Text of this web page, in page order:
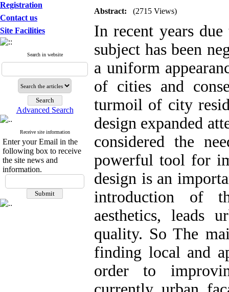
Registration
Contact us
Site Facilities
Search in website
Advanced Search
Receive site information
Enter your Email in the
following box to receive
the site news and
information.
Abstract: (2715 Views)
In recent years
subject has been
a uniform
of cities and
turmoil of city
design expanded
considered the
powerful tool for
design is an
introduction of
aesthetics, leads
quality. So The
finding local and
order to